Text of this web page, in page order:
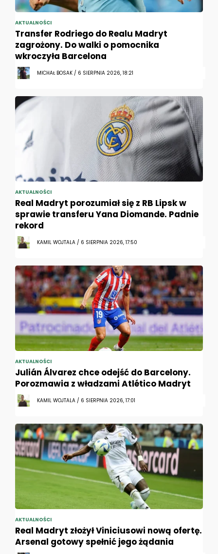
AKTUALNOŚCI
Transfer Rodriego do Realu Madryt
zagrożony. Do walki o pomocnika
wkroczyła Barcelona
MICHAŁ BOSAK / 6 SIERPNIA 2026, 18:21
AKTUALNOŚCI
Real Madryt porozumiał się z RB Lipsk w
sprawie transferu Yana Diomande. Padnie
rekord
KAMIL WOJTALA / 6 SIERPNIA 2026, 17:50
AKTUALNOŚCI
Julián Álvarez chce odejść do Barcelony.
Porozmawia z władzami Atlético Madryt
KAMIL WOJTALA / 6 SIERPNIA 2026, 17:01
AKTUALNOŚCI
Real Madryt złożył Viniciusowi nową ofertę.
Arsenal gotowy spełnić jego żądania